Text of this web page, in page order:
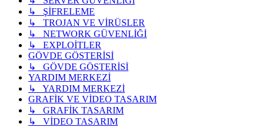
↳ ŞİFRELEME
↳ TROJAN VE VİRÜSLER
↳ NETWORK GÜVENLİĞİ
↳ EXPLOİTLER
GÖVDE GÖSTERİSİ
↳ GÖVDE GÖSTERİSİ
YARDIM MERKEZİ
↳ YARDIM MERKEZİ
GRAFİK VE VİDEO TASARIM
↳ GRAFİK TASARIM
↳ VİDEO TASARIM